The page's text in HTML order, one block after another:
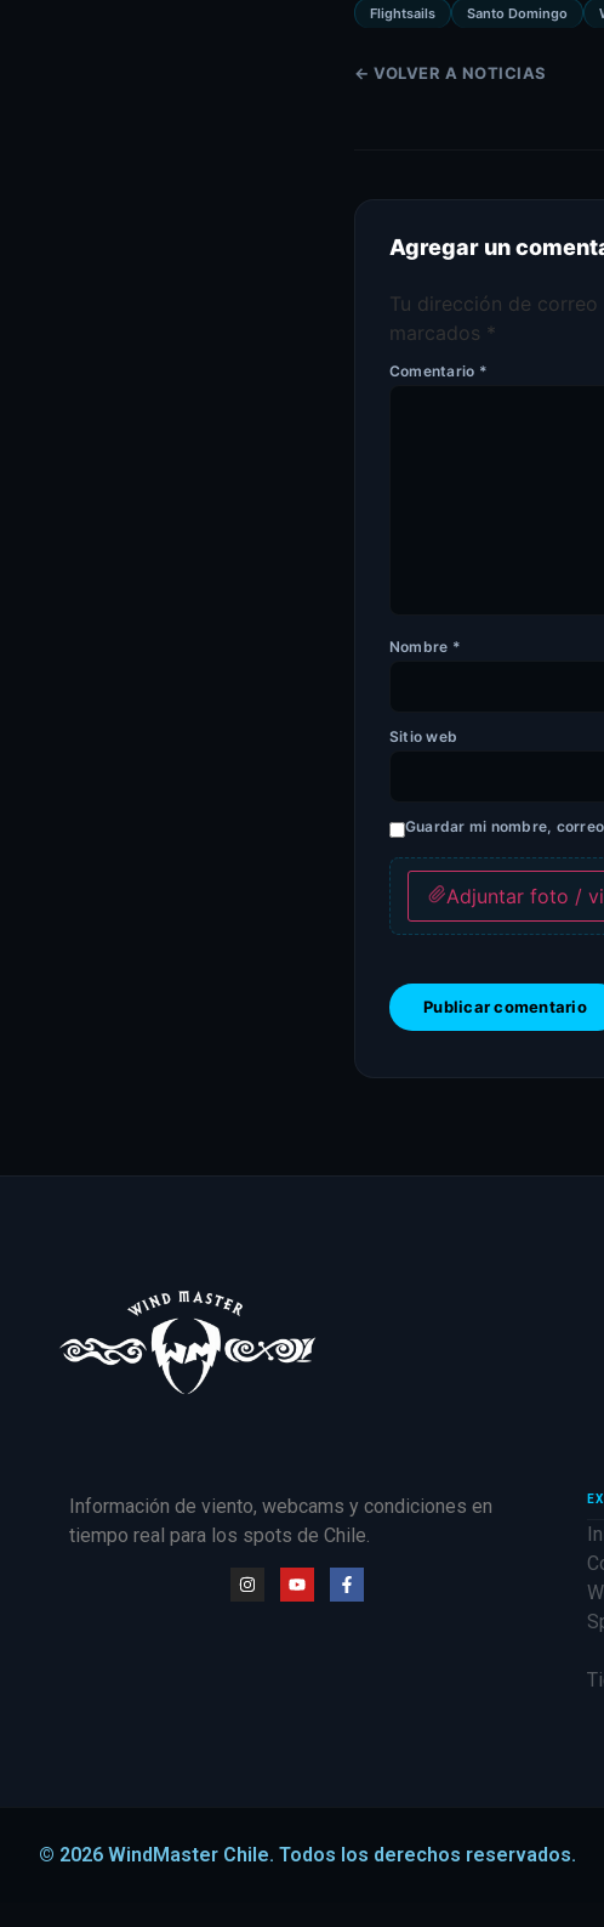
Flightsails Santo Domingo
← VOLVER A NOTICIAS
Agregar un
Tu dirección de
marcados *
Comentario *
Nombre *
Sitio web
Guardar mi nombre,
Adjuntar foto /
Información de viento, webcams y condiciones en
tiempo real para los spots de Chile.
© 2026 WindMaster Chile. Todos los derechos reservados.